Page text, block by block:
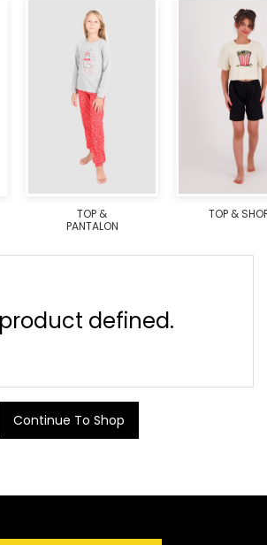
TOP &
PANTALON
TOP &
defined.
Continue To Shop